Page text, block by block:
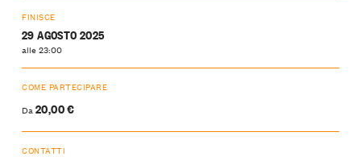
FINISCE
29 AGOSTO 2025
alle 23:00
COME PARTECIPARE
Da20,00 €
CONTATTI